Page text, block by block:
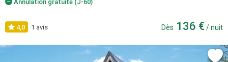
Annulation gratuite (J-60)
4,0 1 avis Dès 136 € / nuit